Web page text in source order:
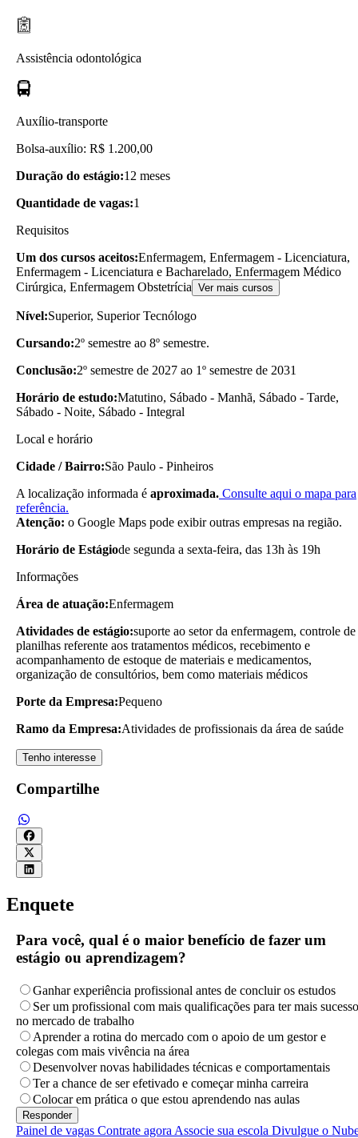
Assistência odontológica
Auxílio-transporte
Bolsa-auxílio: R$ 1.200,00
Duração do estágio:12 meses
Quantidade de vagas:1
Requisitos
Um dos cursos aceitos:Enfermagem, Enfermagem - Licenciatura,
Enfermagem - Licenciatura e Bacharelado, Enfermagem Médico
Cirúrgica, Enfermagem Obstetrícia Ver mais cursos
Nível:Superior, Superior Tecnólogo
Cursando:2º semestre ao 8º semestre.
Conclusão:2º semestre de 2027 ao 1º semestre de 2031
Horário de estudo:Matutino, Sábado - Manhã, Sábado - Tarde,
Sábado - Noite, Sábado - Integral
Local e horário
Cidade / Bairro:São Paulo - Pinheiros
A localização informada é aproximada. Consulte aqui o mapa para
referência.
Atenção: o Google Maps pode exibir outras empresas na região.
Horário de Estágiode segunda a sexta-feira, das 13h às 19h
Informações
Área de atuação:Enfermagem
Atividades de estágio:suporte ao setor da enfermagem, controle de
planilhas referente aos tratamentos médicos, recebimento e
acompanhamento de estoque de materiais e medicamentos,
organização de consultórios, bem como materiais médicos
Porte da Empresa:Pequeno
Ramo da Empresa:Atividades de profissionais da área de saúde
Tenho interesse
Compartilhe
Enquete
Para você, qual é o maior benefício de fazer um
estágio ou aprendizagem?
Ganhar experiência profissional antes de concluir os estudos
Ser um profissional com mais qualificações para ter mais sucesso
no mercado de trabalho
Aprender a rotina do mercado com o apoio de um gestor e
colegas com mais vivência na área
Desenvolver novas habilidades técnicas e comportamentais
Ter a chance de ser efetivado e começar minha carreira
Colocar em prática o que estou aprendendo nas aulas
Painel de vagas Contrate agora Associe sua escola Divulgue o